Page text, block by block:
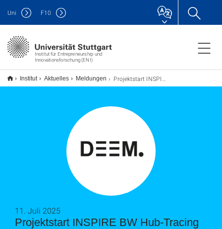
Institut für Entrepreneurship und
Innovationsforschung (ENI)
Uni F10
Institut Aktuelles Meldungen Projektstart INSPIRE BW Hub-Tracing am 01. Juni 2025: Alumni-Gründungen im Blick
Projektstart INSPIRE BW Hub-Tracing
11. Juli 2025